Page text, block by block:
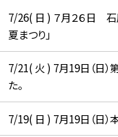
7/26( 日 ) ７月２６日 石
夏まつり」
7/21( 火 ) 7月19日（日）
た。
7/19( 日 ) 7月19日（日